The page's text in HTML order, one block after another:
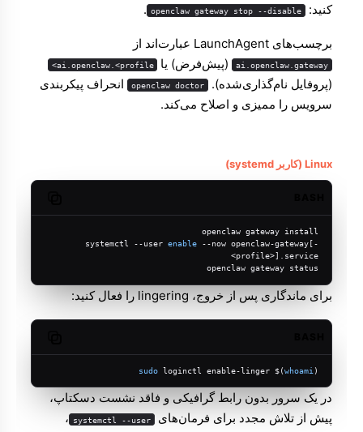
کنید:
openclaw gateway stop --disable
.
برچسب‌های LaunchAgent عبارت‌اند از
ai.openclaw.gateway (پیش‌فرض) یا ai.openclaw.<profile>
(پروفایل نام‌گذاری‌شده). openclaw doctor انحراف پیکربندی
سرویس را ممیزی و اصلاح می‌کند.
Linux (کاربر systemd)
openclaw gateway install
systemctl --user enable --now openclaw-gateway[-
<profile>].service
openclaw gateway status
برای ماندگاری پس از خروج، lingering را فعال کنید:
sudo loginctl enable-linger $(whoami )
در یک سرور بدون رابط گرافیکی و فاقد نشست دسکتاپ،
پیش از تلاش مجدد برای فرمان‌های
systemctl --user ،